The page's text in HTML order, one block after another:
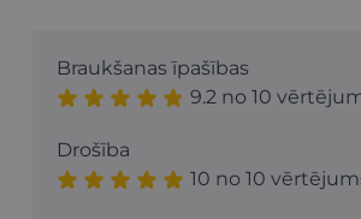
Braukšanas īpašības
9.2 no 10
Drošība
10 no 10